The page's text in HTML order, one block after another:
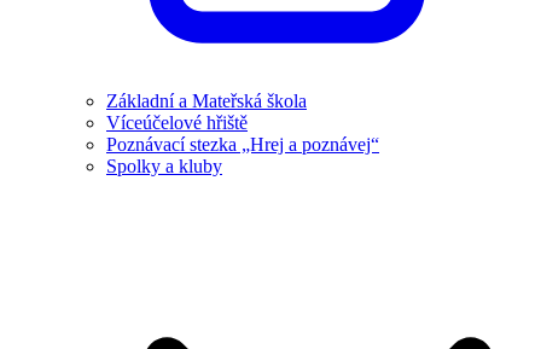
Základní a Mateřská škola
Víceúčelové hřiště
Poznávací stezka „Hrej a poznávej“
Spolky a kluby